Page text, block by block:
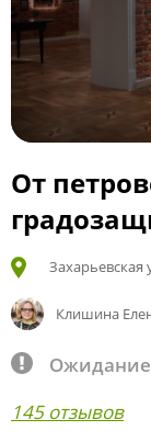
От
Клишина
Ожидание
145 отзывов